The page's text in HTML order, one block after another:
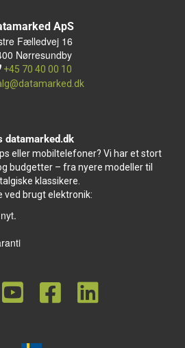
ApS
Fælledvej 16
Nørresundby
+45 70 40 00 10
datamarked.dk
eller mobiltelefoner? Vi har et stort
budgetter – fra nyere modeller til
klassikere.
ved brugt elektronik: